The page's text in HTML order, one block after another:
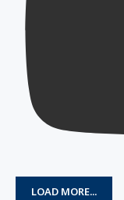
LOAD MORE...